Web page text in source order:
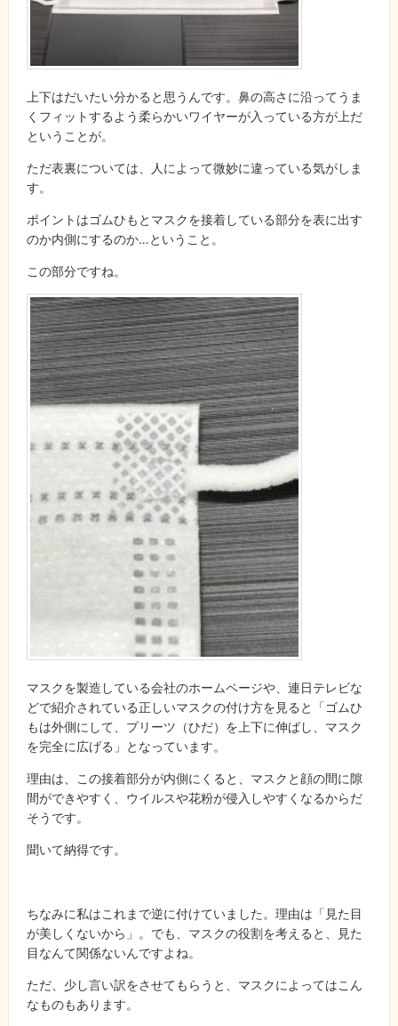
上下はだいたい分かると思うんです。鼻の高さに沿ってうま
くフィットするよう柔らかいワイヤーが入っている方が上だ
ということが。
ただ表裏については、人によって微妙に違っている気がしま
す。
ポイントはゴムひもとマスクを接着している部分を表に出す
のか内側にするのか…ということ。
この部分ですね。
マスクを製造している会社のホームページや、連日テレビな
どで紹介されている正しいマスクの付け方を見ると「ゴムひ
もは外側にして、プリーツ（ひだ）を上下に伸ばし、マスク
を完全に広げる」となっています。
理由は、この接着部分が内側にくると、マスクと顔の間に隙
間ができやすく、ウイルスや花粉が侵入しやすくなるからだ
そうです。
聞いて納得です。
ちなみに私はこれまで逆に付けていました。理由は「見た目
が美しくないから」。でも、マスクの役割を考えると、見た
目なんて関係ないんですよね。
ただ、少し言い訳をさせてもらうと、マスクによってはこん
なものもあります。